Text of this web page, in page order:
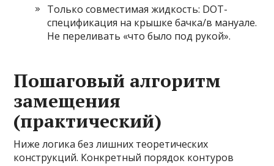
Только совместимая жидкость: DOT-
спецификация на крышке бачка/в мануале.
Не переливать «что было под рукой».
Пошаговый алгоритм
замещения
(практический)
Ниже логика без лишних теоретических
конструкций. Конкретный порядок контуров